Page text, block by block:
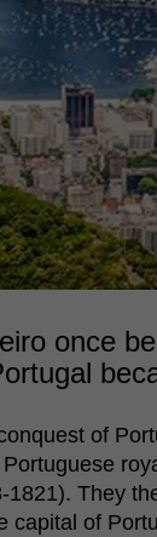
once
of
1821). They
capital of